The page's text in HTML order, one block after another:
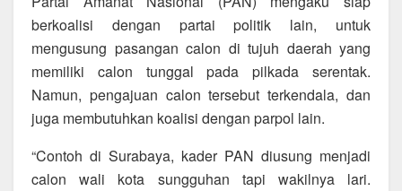
c
e
b
o
o
k
at
s
A
p
p
e
gr
a
m
ailar
e
berkoalisi dengan partai politik lain, untuk
mengusung pasangan calon di tujuh daerah yang
memiliki calon tunggal pada pilkada serentak.
Namun, pengajuan calon tersebut terkendala, dan
juga membutuhkan koalisi dengan parpol lain.
“Contoh di Surabaya, kader PAN diusung menjadi
calon wali kota sungguhan tapi wakilnya lari.